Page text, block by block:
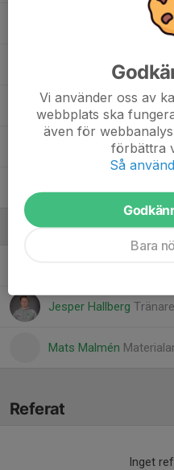
1. Oliver Hjorth
12. Olle Löfstedt
23. Truls Warvsten
Ledare
Jesper Hallberg Tränare
Mats Malmén
Referat
Inget
Vi använder oss av
webbplats ska
även för
förbättra
Så
Bara